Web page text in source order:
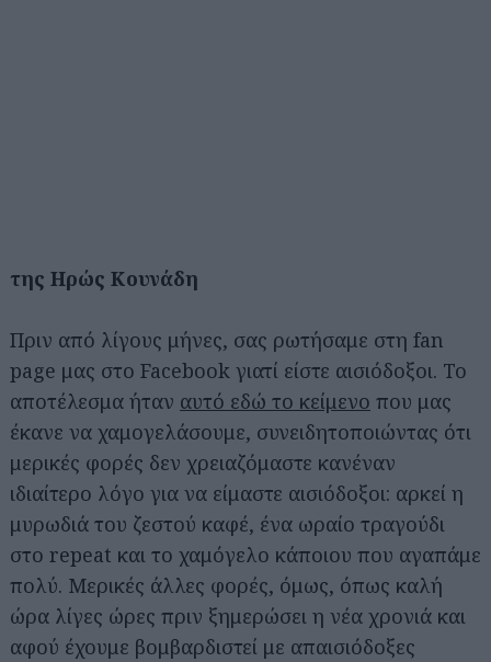
της Ηρώς Κουνάδη
Πριν από λίγους μήνες, σας ρωτήσαμε στη fan
page μας στο Facebook γιατί είστε αισιόδοξοι. Το
αποτέλεσμα ήταν αυτό εδώ το κείμενο που μας
έκανε να χαμογελάσουμε, συνειδητοποιώντας ότι
μερικές φορές δεν χρειαζόμαστε κανέναν
ιδιαίτερο λόγο για να είμαστε αισιόδοξοι: αρκεί η
μυρωδιά του ζεστού καφέ, ένα ωραίο τραγούδι
στο repeat και το χαμόγελο κάποιου που αγαπάμε
πολύ. Μερικές άλλες φορές, όμως, όπως καλή
ώρα λίγες ώρες πριν ξημερώσει η νέα χρονιά και
αφού έχουμε βομβαρδιστεί με απαισιόδοξες